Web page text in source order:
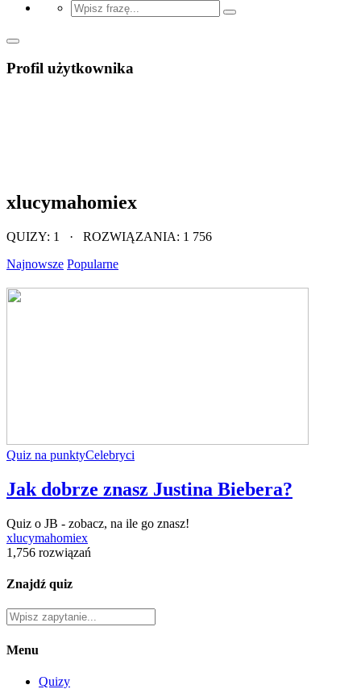
Profil użytkownika
xlucymahomiex
QUIZY: 1 · ROZWIĄZANIA: 1 756
Najnowsze Popularne
Quiz na punktyCelebryci
Jak dobrze znasz Justina Biebera?
Quiz o JB - zobacz, na ile go znasz!
xlucymahomiex
1,756 rozwiązań
Znajdź quiz
Menu
Quizy